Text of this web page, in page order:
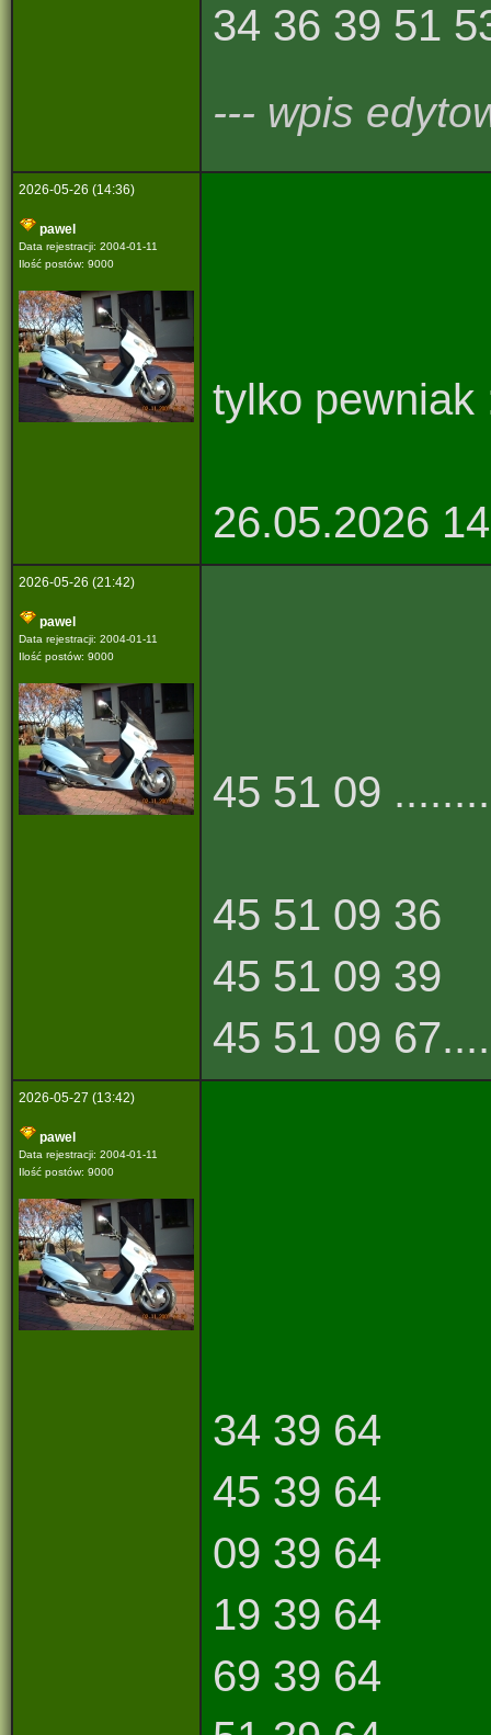
34 36 39 51
--- wpis
2026-05-26 (14:36)
pawel
Data rejestracji: 2004-01-11
Ilość postów: 9000
tylko pewniak
26.05.2026
2026-05-26 (21:42)
pawel
Data rejestracji: 2004-01-11
Ilość postów: 9000
45 51 09
45 51 09 36
45 51 09 39
45 51 09
2026-05-27 (13:42)
pawel
Data rejestracji: 2004-01-11
Ilość postów: 9000
34 39 64
45 39 64
09 39 64
19 39 64
69 39 64